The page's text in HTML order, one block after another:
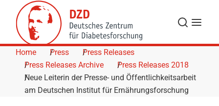
Skip to Content
Search
Menu
Home Press
Press Releases
Press Releases Archive
Press Releases 2018
Neue Leiterin der Presse- und Öffentlichkeitsarbeit
am Deutschen Institut für Ernährungsforschung